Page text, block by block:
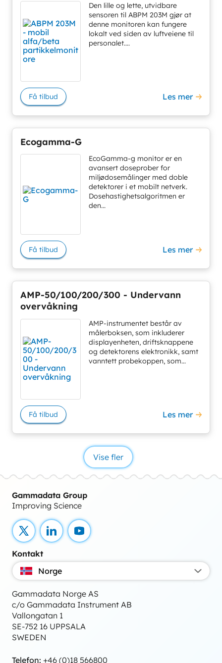
Den lille og lette, utvidbare
sensoren til ABPM 203M gjør at
denne monitoren kan fungere
lokalt ved siden av luftveiene til
personalet....
Få tilbud Les mer
Ecogamma-G
EcoGamma-g monitor er en
avansert doseprober for
miljødosemålinger med doble
detektorer i et mobilt netverk.
Dosehastighetsalgoritmen er
den...
Få tilbud Les mer
AMP-50/100/200/300 - Undervann
overvåkning
AMP-instrumentet består av
målerboksen, som inkluderer
displayenheten, driftsknappene
og detektorens elektronikk, samt
vanntett probekoppen, som...
Få tilbud Les mer
Vise fler
Gammadata Group
Improving Science
X LinkedInYouTube
Kontakt
Norge
Gammadata Norge AS
c/o Gammadata Instrument AB
Vallongatan 1
SE-752 16 UPPSALA
SWEDEN
Telefon: +46 (0)18 566800